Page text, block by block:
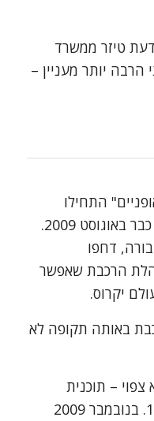
טיזר ממשרד
יותר מעניין –
התחילו
להתרוצץ בין משרדי הממשלה כבר באוגוסט 2009.
דחפו
הרכבת שאפשר
יקרוס.
באותה תקופה לא
– תוכנית
הטלויזיה "אורלי וגיא" בערוץ 10. בנובמבר 2009